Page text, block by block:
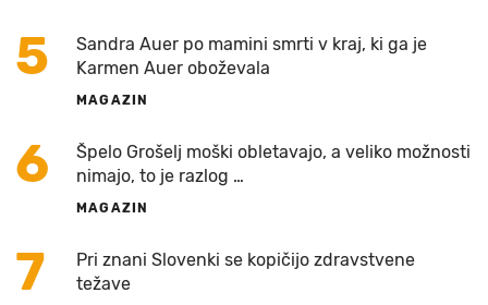
5
Sandra Auer po mamini smrti v kraj, ki ga je
Karmen Auer oboževala
MAGAZIN
6
Špelo Grošelj moški obletavajo, a veliko možnosti
nimajo, to je razlog …
MAGAZIN
7
Pri znani Slovenki se kopičijo zdravstvene
težave